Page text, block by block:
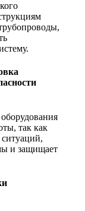
так как
и защищает